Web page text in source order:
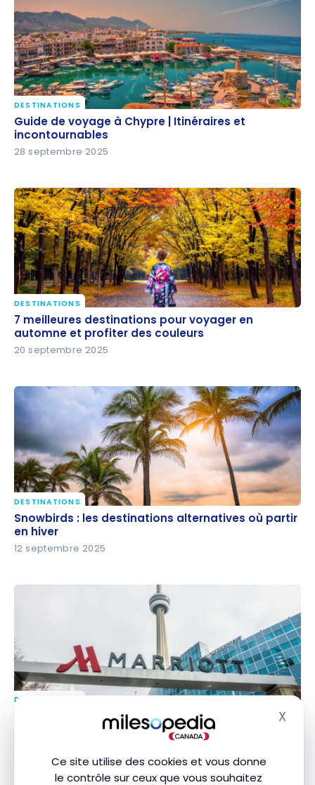
Ce site utilise des cookies et vous donne
le contrôle sur ceux que vous souhaitez
X
Guide de voyage à Chypre | Itinéraires et
incontournables
DESTINATIONS
Guide de voyage à Chypre | Itinéraires et
incontournables
28 septembre 2025
7 meilleures destinations pour voyager en automne
et profiter des couleurs
DESTINATIONS
7 meilleures destinations pour voyager en
automne et profiter des couleurs
20 septembre 2025
Snowbirds : les destinations alternatives où partir
en hiver
DESTINATIONS
Snowbirds : les destinations alternatives où partir
en hiver
12 septembre 2025
Les meilleurs hôtels près de l’aéroport Billy Bishop
DESTINATIONS
Les meilleurs hôtels près de l’aéroport Billy Bishop